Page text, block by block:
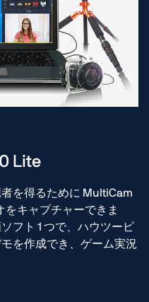
Lite
を得るために MultiCam
キャプチャーできま
フト 1 つで、ハウツービ
を作成でき、ゲーム実況